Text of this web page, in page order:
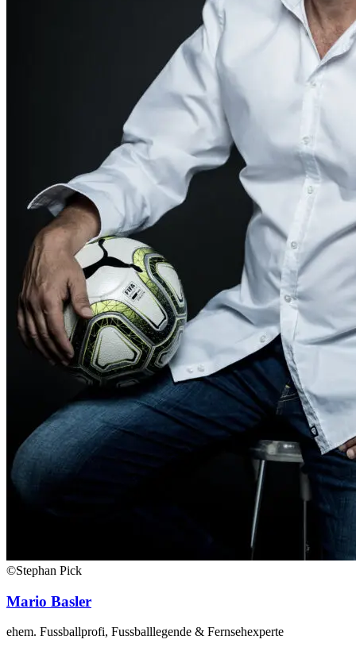
©Stephan Pick
Mario Basler
ehem. Fussballprofi, Fussballlegende & Fernsehexperte